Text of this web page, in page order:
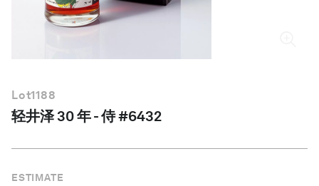
Lot1188
轻井泽 30 年 - 侍 #6432
ESTIMATE